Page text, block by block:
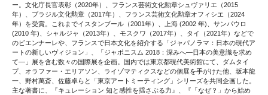
ー。文化庁長官表彰（2020年）、フランス芸術文化勲章シュヴァリエ（2015
年）、ブラジル文化勲章（2017年）、フランス芸術文化勲章オフィシエ（2024
年）を受賞。これまでイスタンブール（2001年）、上海 (2002 年)、サンパウロ
(2010 年)、シャルジャ（2013年）、モスクワ（2017年）、タイ（2021年）などで
のビエンナーレや、フランスで日本文化を紹介する「ジャパノラマ：日本の現代ア
ートの新しいヴィジョン」、「ジャポニスム 2018：深みへ―日本の美意識を求め
て―」展を含む数々の国際展を企画。国内では東京都現代美術館にて、ダムタイ
プ、オラファー・エリアソン、ライゾマティクスなどの個展を手がけた他、坂本龍
一、野村萬斎、佐藤卓らと「東京アートミーティング」シリーズを共同企画した。
主な著書に、『キュレーション 知と感性を揺さぶる力』、『「なぜ？」から始め